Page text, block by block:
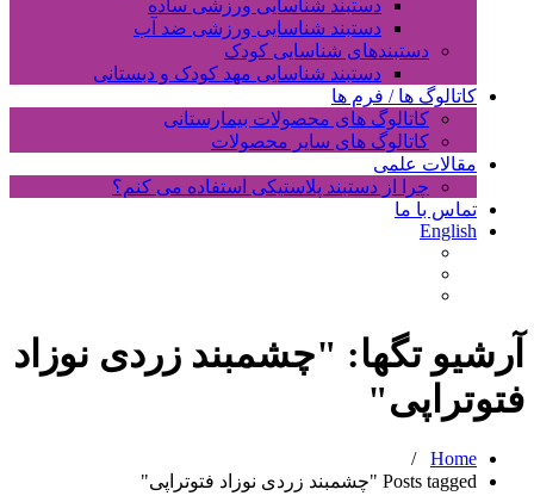
دستبند شناسایی ورزشی ساده
دستبند شناسایی ورزشی ضد آب
دستبندهای شناسایی کودک
دستبند شناسایی مهد کودک و دبستانی
کاتالوگ ها / فرم ها
کاتالوگ های محصولات بیمارستانی
کاتالوگ های سایر محصولات
مقالات علمی
چرا از دستبند پلاستیکی استفاده می کنم؟
تماس با ما
English
آرشیو تگها: "چشمبند زردی نوزاد
فتوتراپی"
Home
/
Posts tagged "چشمبند زردی نوزاد فتوتراپی"